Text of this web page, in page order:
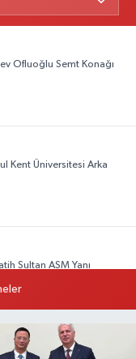
Ofluoğlu Semt Konağı
Kent Üniversitesi Arka
Sultan ASM Yanı